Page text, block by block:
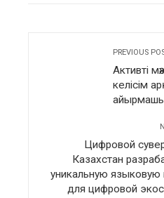
PREVIOUS
Активті
келісім
Цифровой
Казахстан
уникальную
для цифровой